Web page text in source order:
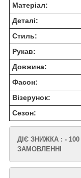
Матеріал:
Деталі:
Стиль:
Рукав:
Довжина:
Фасон:
Візерунок:
Сезон:
ДІЄ ЗНИЖКА : -
ЗАМОВЛЕННІ